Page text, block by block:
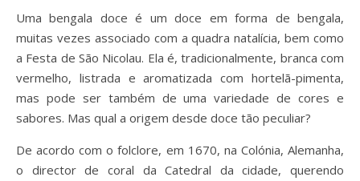
Uma bengala doce é um doce em forma de bengala,
muitas vezes associado com a quadra natalícia, bem como
a Festa de São Nicolau. Ela é, tradicionalmente, branca com
vermelho, listrada e aromatizada com hortelã-pimenta,
mas pode ser também de uma variedade de cores e
sabores. Mas qual a origem desde doce tão peculiar?
De acordo com o folclore, em 1670, na Colónia, Alemanha,
o director de coral da Catedral da cidade, querendo